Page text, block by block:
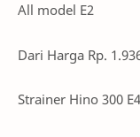
All model E2
Dari Harga Rp.
Strainer Hino 300 E4